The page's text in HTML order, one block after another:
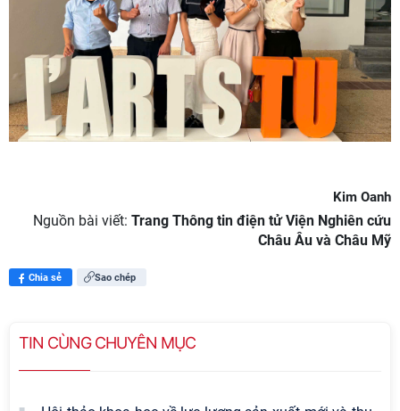
Kim Oanh
Nguồn bài viết: Trang Thông tin điện tử Viện Nghiên cứu
Châu Âu và Châu Mỹ
Chia sẻ Sao chép
TIN CÙNG CHUYÊN MỤC